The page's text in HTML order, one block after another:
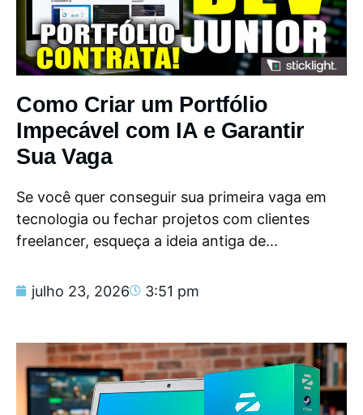
Como Criar um Portfólio
Impecável com IA e Garantir
Sua Vaga
Se você quer conseguir sua primeira vaga em
tecnologia ou fechar projetos com clientes
freelancer, esqueça a ideia antiga de...
julho 23, 2026 3:51 pm